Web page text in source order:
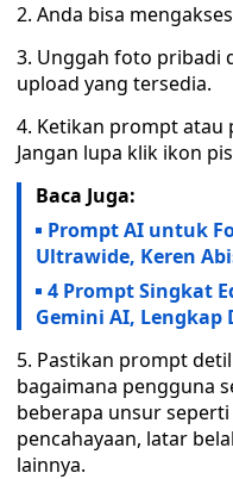
2. Anda bisa
3. Unggah foto pribadi
upload yang tersedia.
4. Ketikan prompt atau
Jangan lupa klik ikon
Baca Juga:
Prompt AI untuk
Ultrawide, Keren
4 Prompt Singkat
Gemini AI, Lengkap
5. Pastikan prompt
bagaimana pengguna
beberapa unsur
pencahayaan, latar
lainnya.